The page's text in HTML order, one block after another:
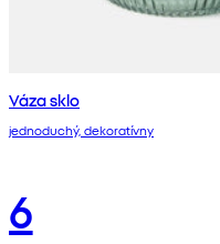
Váza sklo
jednoduchý, dekoratívny
6